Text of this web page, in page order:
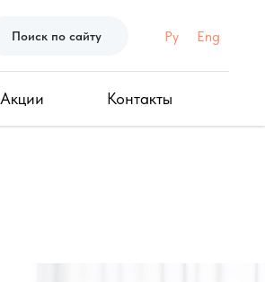
Поиск по сайту Ру Eng
Акции Контакты